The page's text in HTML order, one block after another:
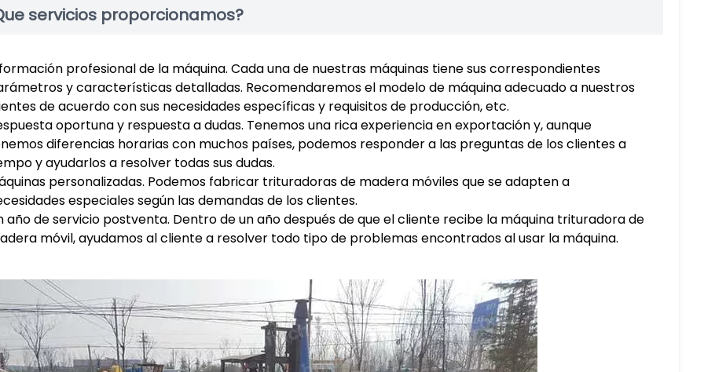
servicios proporcionamos?
profesional de la máquina. Cada una de nuestras máquinas tiene sus correspondientes
y características detalladas. Recomendaremos el modelo de máquina adecuado a nuestros
de acuerdo con sus necesidades específicas y requisitos de producción, etc.
oportuna y respuesta a dudas. Tenemos una rica experiencia en exportación y, aunque
diferencias horarias con muchos países, podemos responder a las preguntas de los clientes a
y ayudarlos a resolver todas sus dudas.
personalizadas. Podemos fabricar trituradoras de madera móviles que se adapten a
especiales según las demandas de los clientes.
año de servicio postventa. Dentro de un año después de que el cliente recibe la máquina trituradora de
móvil, ayudamos al cliente a resolver todo tipo de problemas encontrados al usar la máquina.